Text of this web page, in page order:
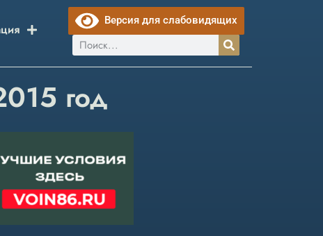
Версия для слабовидящих
год